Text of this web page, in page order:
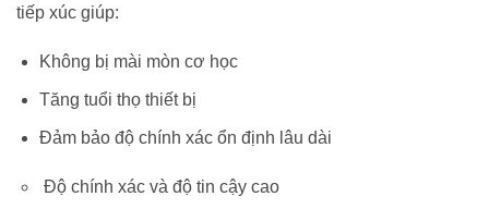
tiếp xúc giúp:
Không bị mài mòn cơ học
Tăng tuổi thọ thiết bị
Đảm bảo độ chính xác ổn định lâu dài
Độ chính xác và độ tin cậy cao